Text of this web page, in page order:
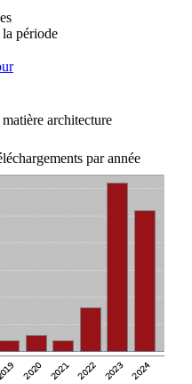
période
architecture
par année